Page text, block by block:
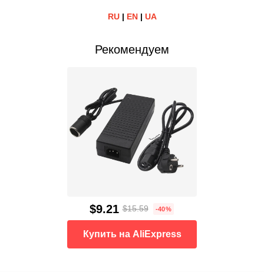
RU| EN| UA
Рекомендуем
$9.21 $15.59 -40%
Купить на AliExpress